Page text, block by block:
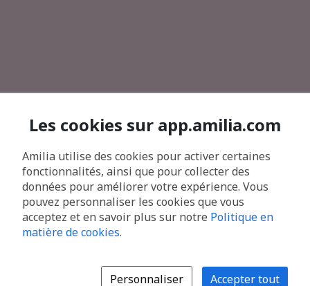
Les cookies sur app.amilia.com
Amilia utilise des cookies pour activer certaines
fonctionnalités, ainsi que pour collecter des
données pour améliorer votre expérience. Vous
pouvez personnaliser les cookies que vous
acceptez et en savoir plus sur notre Politique en
matière de cookies.
Personnaliser Accepter tout